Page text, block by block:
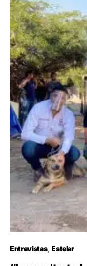
Entrevistas Estelar